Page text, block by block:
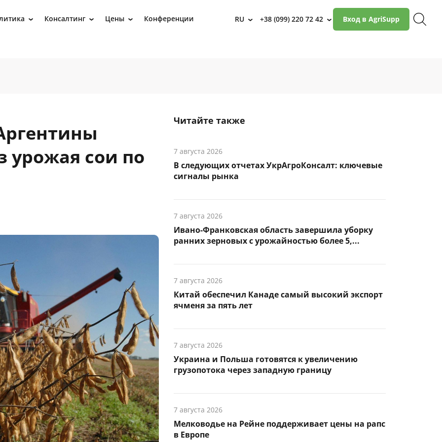
› Консалтинг › Цены › Конференции RU › +38 (099) 220 72 42 › Вход в AgriSupp
урожая сои по
Читайте также
7 августа 2026
В следующих отчетах УкрАгроКонсалт: ключевые
сигналы рынка
7 августа 2026
Ивано-Франковская область завершила уборку
ранних зерновых с урожайностью более 5,...
7 августа 2026
Китай обеспечил Канаде самый высокий экспорт
ячменя за пять лет
7 августа 2026
Украина и Польша готовятся к увеличению
грузопотока через западную границу
7 августа 2026
Мелководье на Рейне поддерживает цены на рапс
в Европе